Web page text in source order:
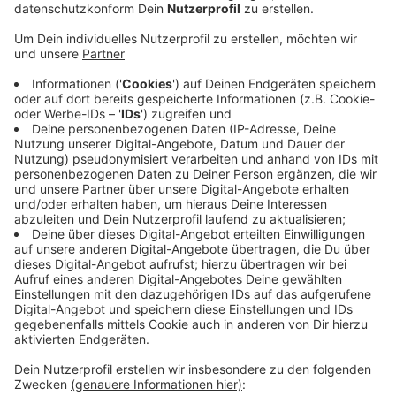
Anzeige
Vom 28. Mai bis zum 01. Juni ist die „untere“
Hauptstraße bis zum Kreuzungsbereich
Wetterstraße/Stiftstraße sowie die Wetterstraße ab
der Friedensstraße bis zum Kreuzungsbereich
Wetterstraße/Hauptstraße dicht. Busse werden im
Veranstaltungszeitraum über die Mühlenstraße und die
Goethestraße umgeleitet. Weil es schwierig werden
kann, vor Ort zu parken, empfiehlt die Stadt, mit dem
Bus anzureisen. Der Herdecker Bürgerbus zum Beispiel
bietet abends einige Zusatzfahrten an und pendelt bis
nach 23 Uhr von der Stadtmitte bis zum Schraberg.
Mehr Infos gibt´shier
Anzeige